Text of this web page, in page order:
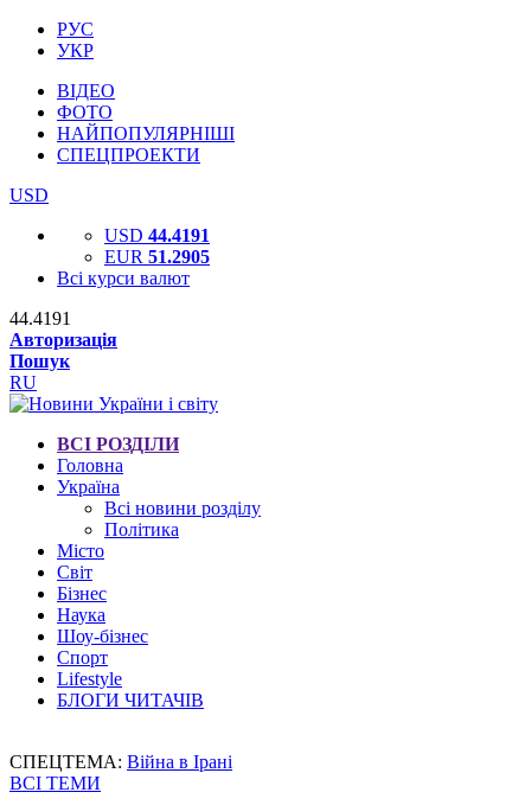
РУС
УКР
ВІДЕО
ФОТО
НАЙПОПУЛЯРНІШІ
СПЕЦПРОЕКТИ
USD
USD 44.4191
EUR 51.2905
Всі курси валют
44.4191
Авторизація
Пошук
RU
ВСІ РОЗДІЛИ
Головна
Україна
Всі новини розділу
Політика
Місто
Світ
Бізнес
Наука
Шоу-бізнес
Спорт
Lifestyle
БЛОГИ ЧИТАЧІВ
СПЕЦТЕМА: Війна в Ірані
ВСІ ТЕМИ